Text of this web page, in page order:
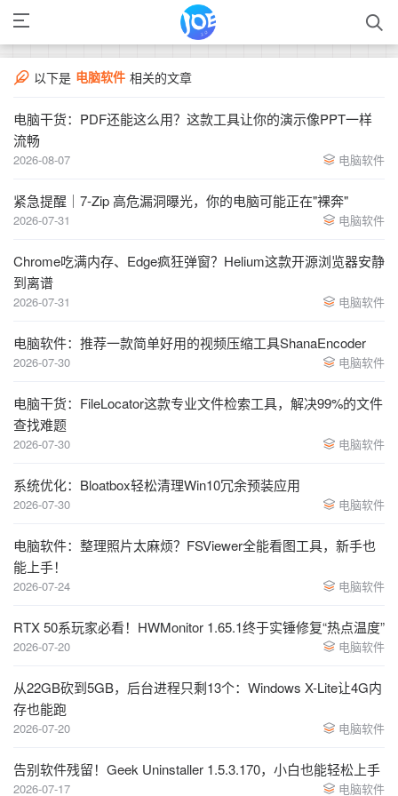
以下是 电脑软件 相关的文章
电脑干货：PDF还能这么用？这款工具让你的演示像PPT一样
流畅
2026-08-07 电脑软件
紧急提醒｜7-Zip 高危漏洞曝光，你的电脑可能正在"裸奔"
2026-07-31 电脑软件
Chrome吃满内存、Edge疯狂弹窗？Helium这款开源浏览器安静
到离谱
2026-07-31 电脑软件
电脑软件：推荐一款简单好用的视频压缩工具ShanaEncoder
2026-07-30 电脑软件
电脑干货：FileLocator这款专业文件检索工具，解决99%的文件
查找难题
2026-07-30 电脑软件
系统优化：Bloatbox轻松清理Win10冗余预装应用
2026-07-30 电脑软件
电脑软件：整理照片太麻烦？FSViewer全能看图工具，新手也
能上手！
2026-07-24 电脑软件
RTX 50系玩家必看！HWMonitor 1.65.1终于实锤修复“热点温度”
2026-07-20 电脑软件
从22GB砍到5GB，后台进程只剩13个：Windows X-Lite让4G内
存也能跑
2026-07-20 电脑软件
告别软件残留！Geek Uninstaller 1.5.3.170，小白也能轻松上手
2026-07-17 电脑软件